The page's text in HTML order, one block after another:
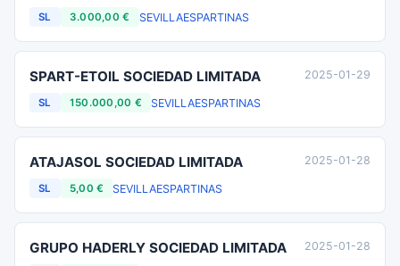
SL 3.000,00 € SEVILLAESPARTINAS
SPART-ETOIL SOCIEDAD LIMITADA
SL 150.000,00 € SEVILLAESPARTINAS
2025-01-29
ATAJASOL SOCIEDAD LIMITADA
SL 5,00 € SEVILLAESPARTINAS
2025-01-28
GRUPO HADERLY SOCIEDAD LIMITADA 2025-01-28